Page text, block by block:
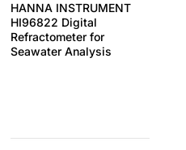
HANNA INSTRUMENT
HI96822 Digital
Refractometer for
Seawater Analysis